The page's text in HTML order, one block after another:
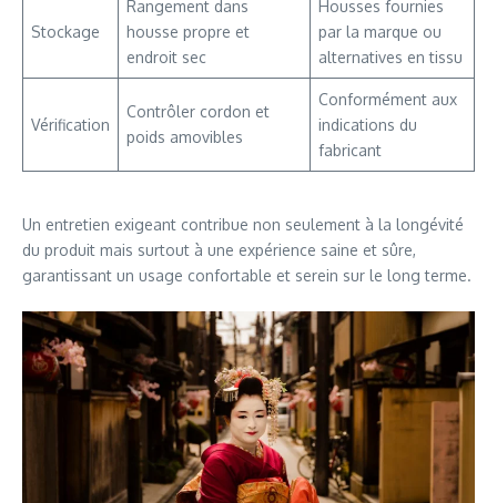
Stockage
Rangement dans
housse propre et
endroit sec
Housses fournies
par la marque ou
alternatives en tissu
Vérification
Contrôler cordon et
poids amovibles
Conformément aux
indications du
fabricant
Un entretien exigeant contribue non seulement à la longévité
du produit mais surtout à une expérience saine et sûre,
garantissant un usage confortable et serein sur le long terme.